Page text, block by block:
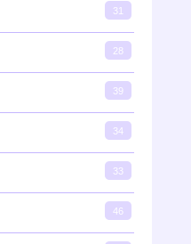
31
28
39
34
33
46